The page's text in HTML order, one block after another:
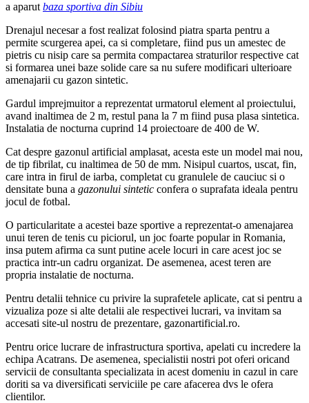
a aparut baza sportiva din Sibiu
Drenajul necesar a fost realizat folosind piatra sparta pentru a
permite scurgerea apei, ca si completare, fiind pus un amestec de
pietris cu nisip care sa permita compactarea straturilor respective cat
si formarea unei baze solide care sa nu sufere modificari ulterioare
amenajarii cu gazon sintetic.
Gardul imprejmuitor a reprezentat urmatorul element al proiectului,
avand inaltimea de 2 m, restul pana la 7 m fiind pusa plasa sintetica.
Instalatia de nocturna cuprind 14 proiectoare de 400 de W.
Cat despre gazonul artificial amplasat, acesta este un model mai nou,
de tip fibrilat, cu inaltimea de 50 de mm. Nisipul cuartos, uscat, fin,
care intra in firul de iarba, completat cu granulele de cauciuc si o
densitate buna a gazonului sintetic confera o suprafata ideala pentru
jocul de fotbal.
O particularitate a acestei baze sportive a reprezentat-o amenajarea
unui teren de tenis cu piciorul, un joc foarte popular in Romania,
insa putem afirma ca sunt putine acele locuri in care acest joc se
practica intr-un cadru organizat. De asemenea, acest teren are
propria instalatie de nocturna.
Pentru detalii tehnice cu privire la suprafetele aplicate, cat si pentru a
vizualiza poze si alte detalii ale respectivei lucrari, va invitam sa
accesati site-ul nostru de prezentare, gazonartificial.ro.
Pentru orice lucrare de infrastructura sportiva, apelati cu incredere la
echipa Acatrans. De asemenea, specialistii nostri pot oferi oricand
servicii de consultanta specializata in acest domeniu in cazul in care
doriti sa va diversificati serviciile pe care afacerea dvs le ofera
clientilor.